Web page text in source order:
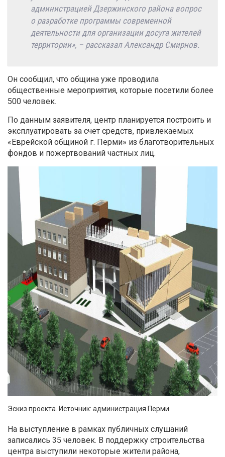
администрацией Дзержинского района вопрос
о разработке программы современной
деятельности для организации досуга жителей
территории», – рассказал Александр Смирнов.
Он сообщил, что община уже проводила
общественные мероприятия, которые посетили более
500 человек.
По данным заявителя, центр планируется построить и
эксплуатировать за счет средств, привлекаемых
«Еврейской общиной г. Перми» из благотворительных
фондов и пожертвований частных лиц.
Эскиз проекта. Источник: администрация Перми.
На выступление в рамках публичных слушаний
записались 35 человек. В поддержку строительства
центра выступили некоторые жители района,